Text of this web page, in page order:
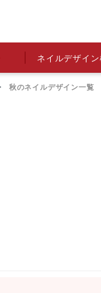
ネイルデザイ
秋のネイルデザイン一覧